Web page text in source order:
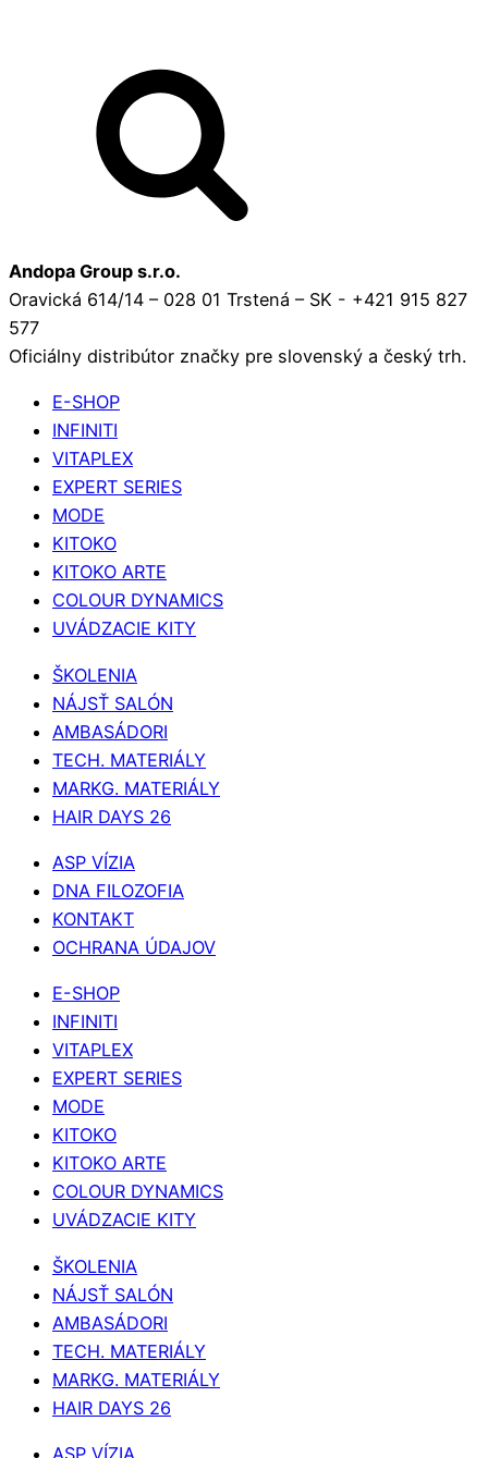
Andopa Group s.r.o.
Oravická 614/14 – 028 01 Trstená – SK - +421 915 827
577
Oficiálny distribútor značky pre slovenský a český trh.
E-SHOP
INFINITI
VITAPLEX
EXPERT SERIES
MODE
KITOKO
KITOKO ARTE
COLOUR DYNAMICS
UVÁDZACIE KITY
ŠKOLENIA
NÁJSŤ SALÓN
AMBASÁDORI
TECH. MATERIÁLY
MARKG. MATERIÁLY
HAIR DAYS 26
ASP VÍZIA
DNA FILOZOFIA
KONTAKT
OCHRANA ÚDAJOV
E-SHOP
INFINITI
VITAPLEX
EXPERT SERIES
MODE
KITOKO
KITOKO ARTE
COLOUR DYNAMICS
UVÁDZACIE KITY
ŠKOLENIA
NÁJSŤ SALÓN
AMBASÁDORI
TECH. MATERIÁLY
MARKG. MATERIÁLY
HAIR DAYS 26
ASP VÍZIA